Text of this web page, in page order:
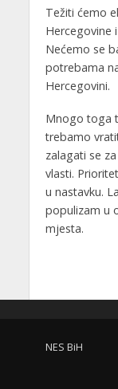
Težiti ćemo
Hercegovine
Nećemo se
potrebama
Hercegovini.
Mnogo toga
trebamo
zalagati se
vlasti.
u nastavku.
populizam u
mjesta.
NES BiH